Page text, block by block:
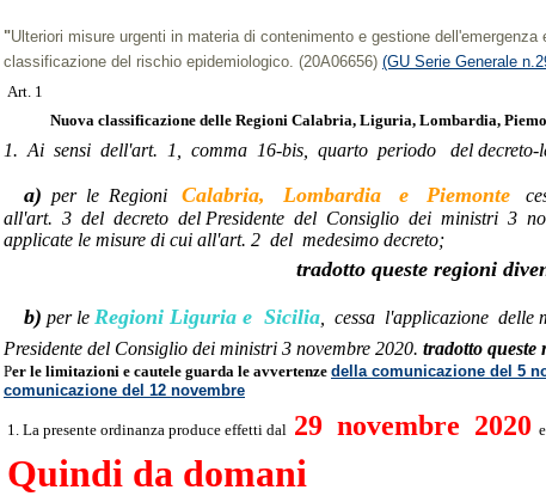
"Ulteriori misure urgenti in materia di contenimento e gestione
classificazione del rischio epidemiologico. (20A06656) (GU Serie Generale
Art. 1
Nuova classificazione delle Regioni Calabria, Liguria, Lombardia,
1. Ai sensi dell'art. 1, comma 16-bis, quarto periodo del decreto-
a) per le Regioni Calabria, Lombardia e Piemonte
all'art. 3 del decreto del Presidente del Consiglio dei ministri 3
applicate le misure di cui all'art. 2 del medesimo decreto;
tradotto queste regioni
b) per le Regioni Liguria e Sicilia , cessa l'applicazione delle
Presidente del Consiglio dei ministri 3 novembre 2020. tradotto queste
Per le limitazioni e cautele guarda le avvertenze della comunicazione del 5
comunicazione del 12 novembre
1. La presente ordinanza produce effetti dal 29 novembre 2020
Quindi da domani